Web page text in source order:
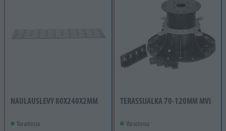
NAULAUSLEVY 80X240X2MM
Varastossa
TERASSIJALKA 70-120MM MVI
Varastossa